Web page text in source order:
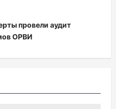
провели аудит
ОРВИ